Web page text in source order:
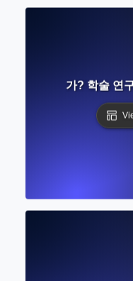
이란 무엇인가? 학술 연